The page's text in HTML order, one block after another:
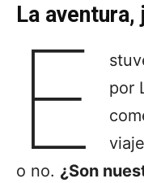
La
E
por
o no. ¿Son